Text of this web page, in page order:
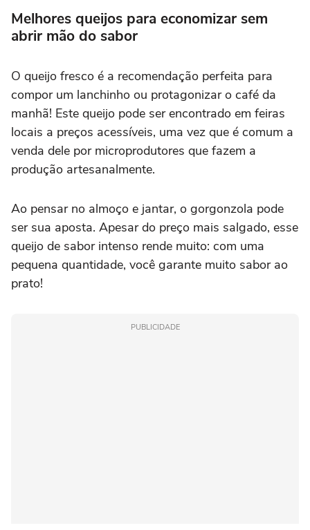
Melhores queijos para economizar sem
abrir mão do sabor
O queijo fresco é a recomendação perfeita para
compor um lanchinho ou protagonizar o café da
manhã! Este queijo pode ser encontrado em feiras
locais a preços acessíveis, uma vez que é comum a
venda dele por microprodutores que fazem a
produção artesanalmente.
Ao pensar no almoço e jantar, o gorgonzola pode
ser sua aposta. Apesar do preço mais salgado, esse
queijo de sabor intenso rende muito: com uma
pequena quantidade, você garante muito sabor ao
prato!
PUBLICIDADE